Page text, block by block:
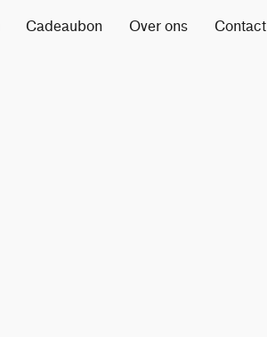
Cadeaubon Over ons Contact